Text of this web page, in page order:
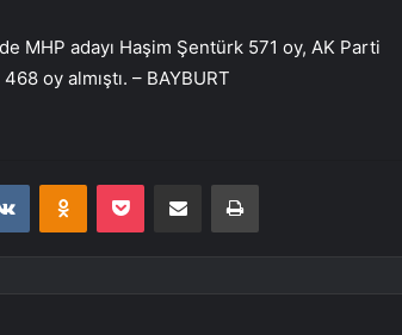
MHP adayı Haşim Şentürk 571 oy, AK Parti
oy almıştı. – BAYBURT
VKontakteOdnoklassniki
Pocket E-Posta ile paylaş Yazdır